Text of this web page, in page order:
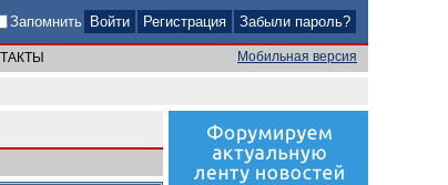
Запомнить Регистрация Забыли пароль?
Мобильная версия